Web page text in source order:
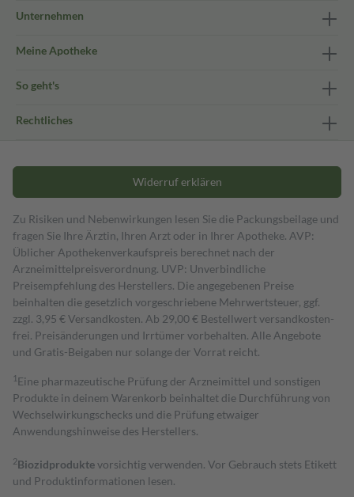
Unternehmen
Meine Apotheke
So geht's
Rechtliches
Widerruf erklären
Zu Risiken und Nebenwirkungen lesen Sie die Packungsbeilage und
fragen Sie Ihre Ärztin, Ihren Arzt oder in Ihrer Apotheke. AVP:
Üblicher Apothekenverkaufspreis berechnet nach der
Arzneimittelpreisverordnung. UVP: Unverbindliche
Preisempfehlung des Herstellers. Die angegebenen Preise
beinhalten die gesetzlich vorgeschriebene Mehrwertsteuer, ggf.
zzgl. 3,95 € Versandkosten. Ab 29,00 € Bestell­wert versand­kosten­
frei. Preisänderungen und Irrtümer vorbehalten. Alle Angebote
und Gratis-Beigaben nur solange der Vorrat reicht.
1 Eine pharmazeutische Prüfung der Arzneimittel und sonstigen
Produkte in deinem Warenkorb beinhaltet die Durchführung von
Wechselwirkungschecks und die Prüfung etwaiger
Anwendungshinweise des Herstellers.
2Biozidproduktevorsichtig verwenden. Vor Gebrauch stets Etikett
und Produktinformationen lesen.